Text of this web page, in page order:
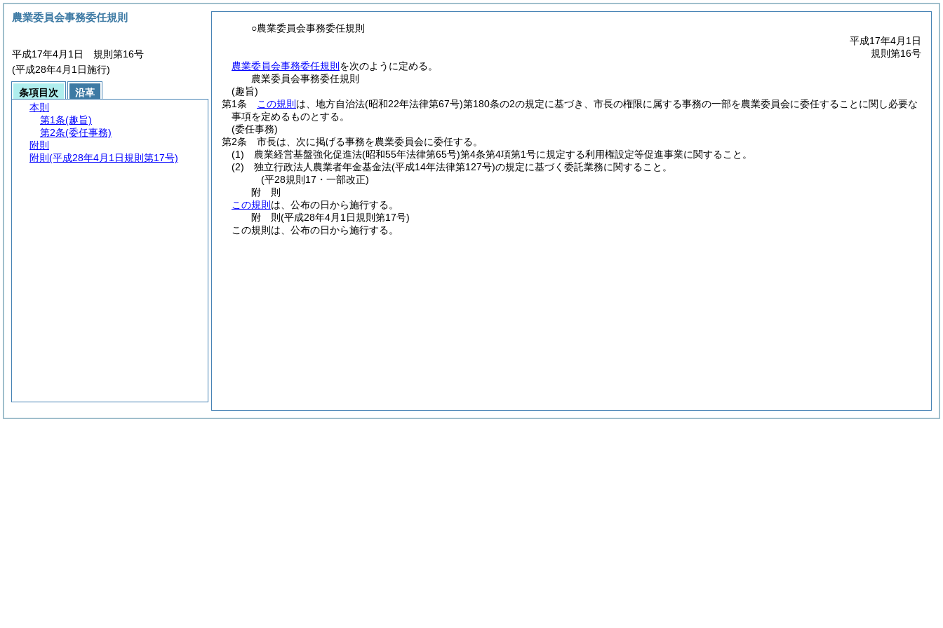
○農業委員会事務委任規則
平成17年4月1日
規則第16号
農業委員会事務委任規則 を次のように定める。
農業委員会事務委任規則
(趣旨)
第1条
この規則 は、地方自治法(昭和22年法律第67号)第180条の2の規定に基づき、市長の権限に属する事務の一部を農業委員会に委任することに関し必要な
事項を定めるものとする。
(委任事務)
第2条
市長は、次に掲げる事務を農業委員会に委任する。
(1)
農業経営基盤強化促進法(昭和55年法律第65号)第4条第4項第1号に規定する利用権設定等促進事業に関すること。
(2)
独立行政法人農業者年金基金法(平成14年法律第127号)の規定に基づく委託業務に関すること。
(平28規則17・一部改正)
附 則
この規則 は、公布の日から施行する。
附 則(平成28年4月1日規則第17号)
この規則は、公布の日から施行する。
農業委員会事務委任規則
平成17年4月1日 規則第16号
(平成28年4月1日施行)
条項目次
沿革
本則
第1条(趣旨)
第2条(委任事務)
附則
附則 (平成28年4月1日規則第17号)